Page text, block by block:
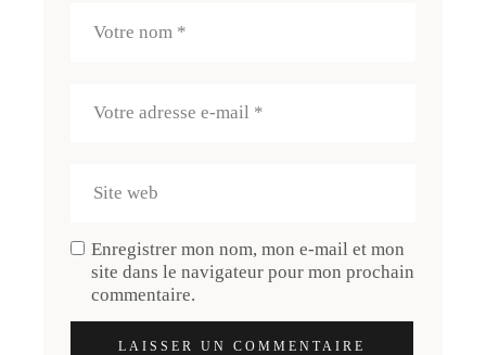
Enregistrer mon nom, mon e-mail et mon
site dans le navigateur pour mon prochain
commentaire.
LAISSER UN COMMENTAIRE